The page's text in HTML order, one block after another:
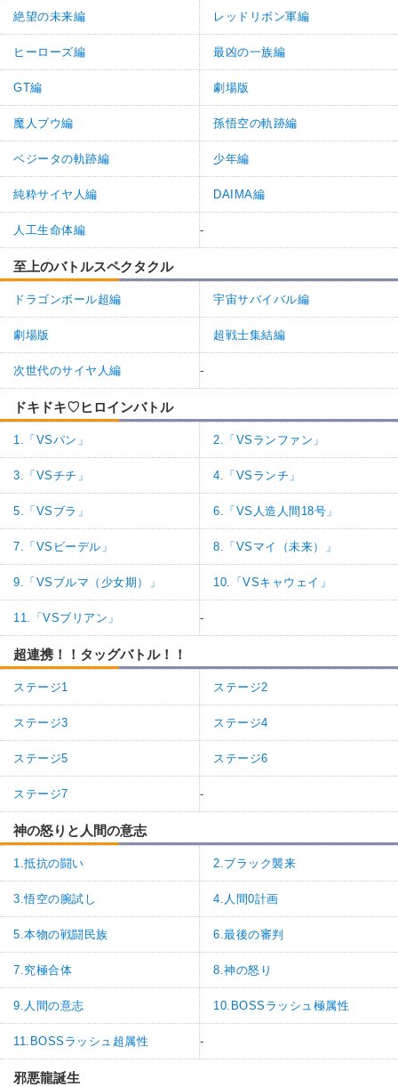
絶望の未来編 レッドリボン軍編
ヒーローズ編 最凶の一族編
GT編 劇場版
魔人ブウ編 孫悟空の軌跡編
ベジータの軌跡編 少年編
純粋サイヤ人編 DAIMA編
人工生命体編 -
至上のバトルスペクタクル
ドラゴンボール超編 宇宙サバイバル編
劇場版 超戦士集結編
次世代のサイヤ人編 -
ドキドキ♡ヒロインバトル
1.「VSパン」 2.「VSランファン」
3.「VSチチ」 4.「VSランチ」
5.「VSブラ」 6.「VS人造人間18号」
7.「VSビーデル」 8.「VSマイ（未来）」
9.「VSブルマ（少女期）」 10.「VSキャウェイ」
11.「VSブリアン」 -
超連携！！タッグバトル！！
ステージ1 ステージ2
ステージ3 ステージ4
ステージ5 ステージ6
ステージ7 -
神の怒りと人間の意志
1.抵抗の闘い 2.ブラック襲来
3.悟空の腕試し 4.人間0計画
5.本物の戦闘民族 6.最後の審判
7.究極合体 8.神の怒り
9.人間の意志 10.BOSSラッシュ極属性
11.BOSSラッシュ超属性 -
邪悪龍誕生